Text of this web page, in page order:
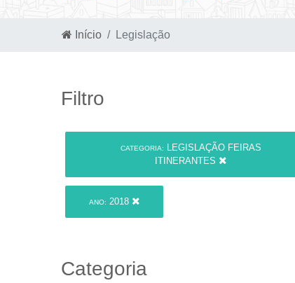
Início Legislação
Filtro
CATEGORIA:
LEGISLAÇÃO FEIRAS
ITINERANTES
ANO: 2018
Categoria